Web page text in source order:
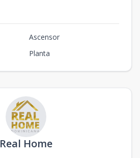
Ascensor
Planta
Real Home